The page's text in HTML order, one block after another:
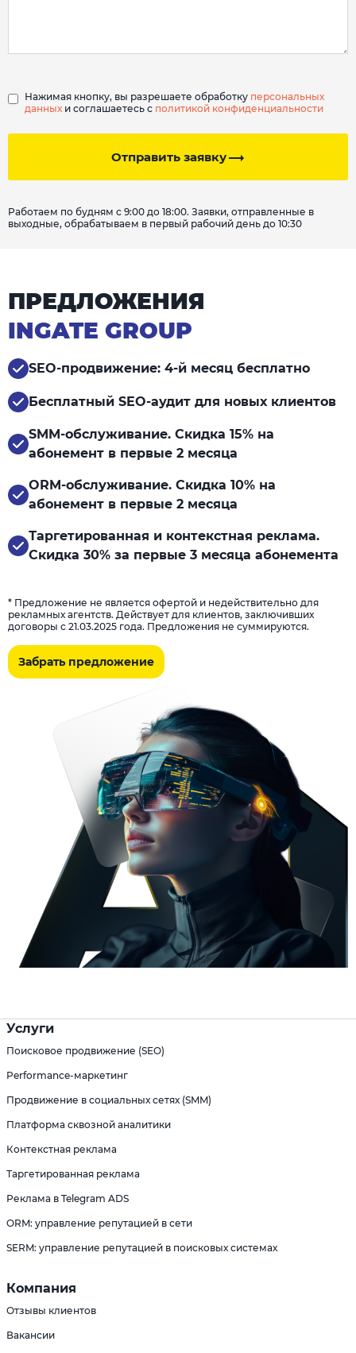
Отправить заявку
Нажимая кнопку, вы разрешаете обработку персональных
данных и соглашаетесь с политикой конфиденциальности
Работаем по будням с 9:00 до 18:00. Заявки, отправленные в
выходные, обрабатываем в первый рабочий день до 10:30
ПРЕДЛОЖЕНИЯ
INGATE GROUP
SEO-продвижение: 4-й месяц бесплатно
Бесплатный SEO-аудит для новых клиентов
SMM-обслуживание. Скидка 15% на
абонемент в первые 2 месяца
ORM-обслуживание. Скидка 10% на
абонемент в первые 2 месяца
Таргетированная и контекстная реклама.
Скидка 30% за первые 3 месяца абонемента
* Предложение не является офертой и недействительно для
рекламных агентств. Действует для клиентов, заключивших
договоры с 21.03.2025 года. Предложения не суммируются.
Забрать предложение
Услуги
Поисковое продвижение (SEO)
Performance-маркетинг
Продвижение в социальных сетях (SMM)
Платформа сквозной аналитики
Контекстная реклама
Таргетированная реклама
Реклама в Telegram ADS
ORM: управление репутацией в сети
SERM: управление репутацией в поисковых системах
Компания
Отзывы клиентов
Вакансии